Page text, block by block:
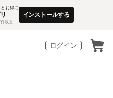
とお得に
件以上
インストールする
ログイン